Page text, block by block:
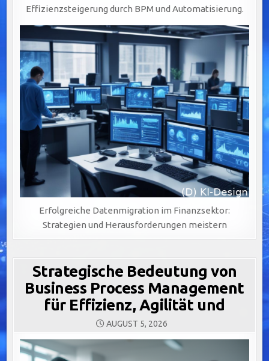
Effizienzsteigerung durch BPM und Automatisierung.
Erfolgreiche Datenmigration im Finanzsektor:
Strategien und Herausforderungen meistern
Strategische Bedeutung von
Business Process Management
für Effizienz, Agilität und
AUGUST 5, 2026